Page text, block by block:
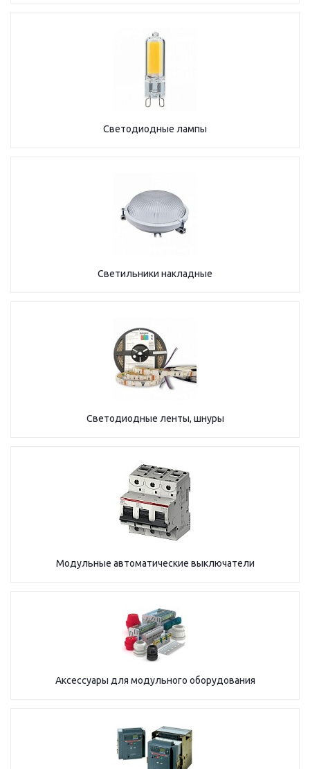
Светодиодные лампы
Светильники накладные
Светодиодные ленты, шнуры
Модульные автоматические выключатели
Аксессуары для модульного оборудования